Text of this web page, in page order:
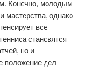
Конечно, молодым
мастерства, однако
все
становятся
но и
положение дел